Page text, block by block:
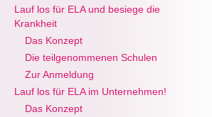
Lauf los für ELA und besiege die
Krankheit
Das Konzept
Die teilgenommenen Schulen
Zur Anmeldung
Lauf los für ELA im Unternehmen!
Das Konzept